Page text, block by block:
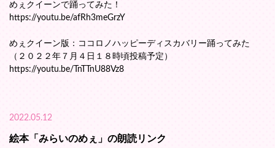
めぇクイーンで踊ってみた！
https://youtu.be/afRh3meGrzY
めぇクイーン版：ココロノハッピーディスカバリー踊ってみた
（２０２２年７月４日１８時頃投稿予定）
https://youtu.be/TnTTnU88Vz8
2022.05.12
絵本「みらいのめぇ」の朗読リンク